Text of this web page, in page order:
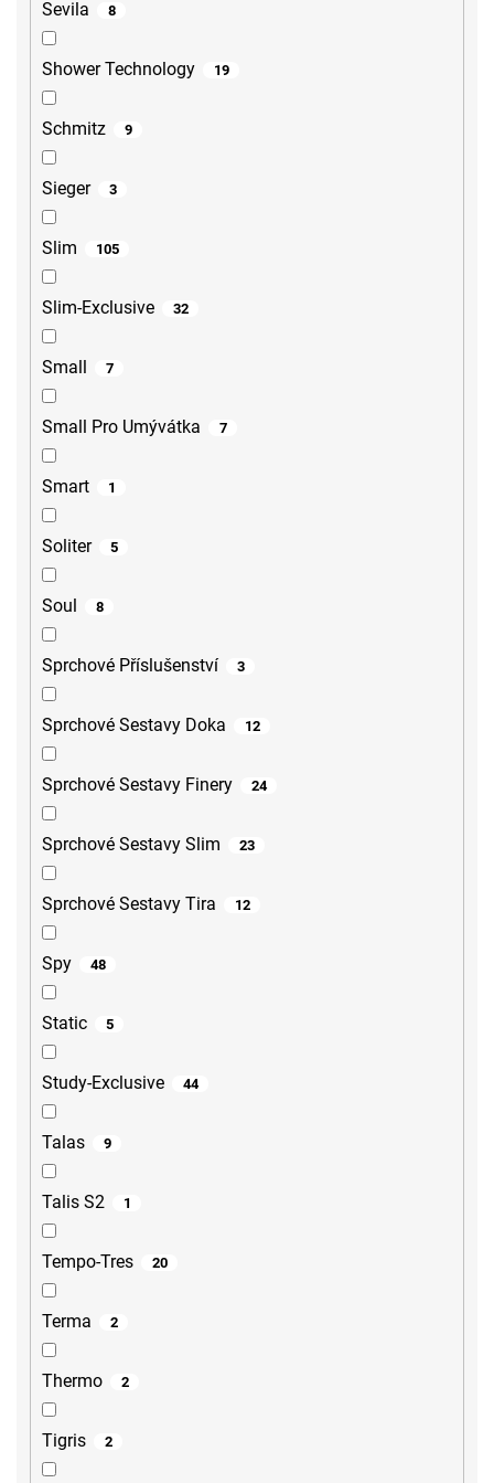
Sevila 8
Shower Technology 19
Schmitz 9
Sieger 3
Slim 105
Slim-Exclusive 32
Small 7
Small Pro Umývátka 7
Smart 1
Soliter 5
Soul 8
Sprchové Příslušenství 3
Sprchové Sestavy Doka 12
Sprchové Sestavy Finery 24
Sprchové Sestavy Slim 23
Sprchové Sestavy Tira 12
Spy 48
Static 5
Study-Exclusive 44
Talas 9
Talis S2 1
Tempo-Tres 20
Terma 2
Thermo 2
Tigris 2